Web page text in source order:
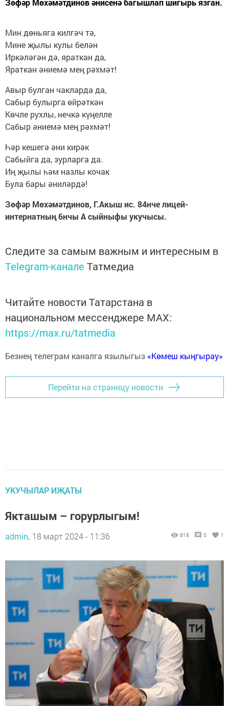
Зөфәр Мөхәмәтдинов әнисенә багышлап шигырь язган.
Мин дөньяга килгәч тә,
Мине җылы кулы белән
Иркәләгән дә, яраткан да,
Яраткан әниемә мең рәхмәт!
Авыр булган чакларда да,
Сабыр булырга өйрәткән
Көчле рухлы, нечкә күңелле
Сабыр әниемә мең рәхмәт!
Һәр кешегә әни кирәк
Сабыйга да, зурларга да.
Иң җылы һәм назлы кочак
Була бары әниләрдә!
Зөфәр Мөхәмәтдинов, Г.Акыш ис. 84нче лицей-
интернатның 6нчы А сыйныфы укучысы.
Следите за самым важным и интересным в
Telegram-канале Татмедиа
Читайте новости Татарстана в
национальном мессенджере MАХ:
https://max.ru/tatmedia
Безнең телеграм каналга язылыгыз «Көмеш кыңгырау»
Перейти на страницу новости
УКУЧЫЛАР ИҖАТЫ
Якташым – горурлыгым!
admin, 18 март 2024 - 11:36 818 0 1